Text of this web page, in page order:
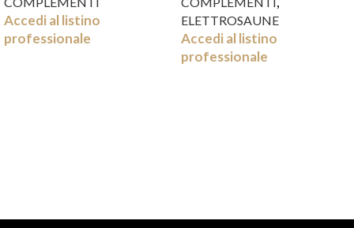
Accedi al listino
professionale
ELETTROSAUNE
Accedi al listino
professionale